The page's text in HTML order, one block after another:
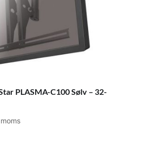
PLASMA-C100 Sølv – 32-